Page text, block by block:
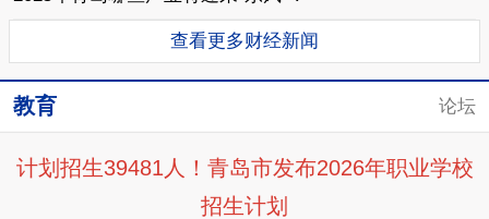
查看更多财经新闻
教育 论坛
计划招生39481人！青岛市发布2026年职业学校
招生计划